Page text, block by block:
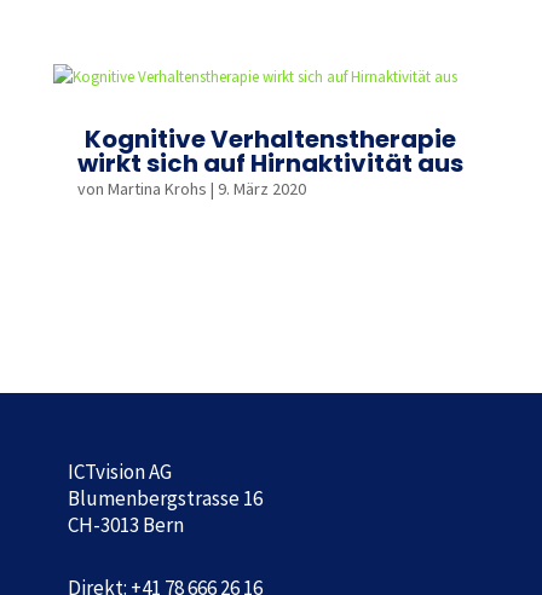
Kognitive Verhaltenstherapie
wirkt sich auf Hirnaktivität aus
von Martina Krohs | 9. März 2020
ICTvision AG
Blumenbergstrasse 16
CH-3013 Bern
Direkt: +41 78 666 26 16